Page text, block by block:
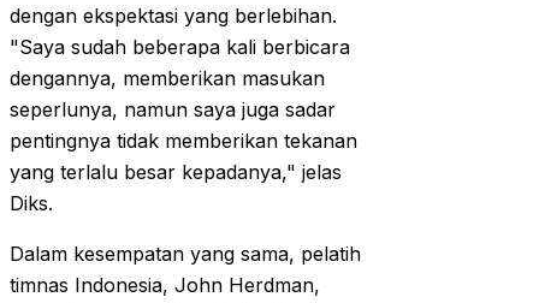
dengan ekspektasi yang berlebihan.
"Saya sudah beberapa kali berbicara
dengannya, memberikan masukan
seperlunya, namun saya juga sadar
pentingnya tidak memberikan tekanan
yang terlalu besar kepadanya," jelas
Diks.
Dalam kesempatan yang sama, pelatih
timnas Indonesia, John Herdman,